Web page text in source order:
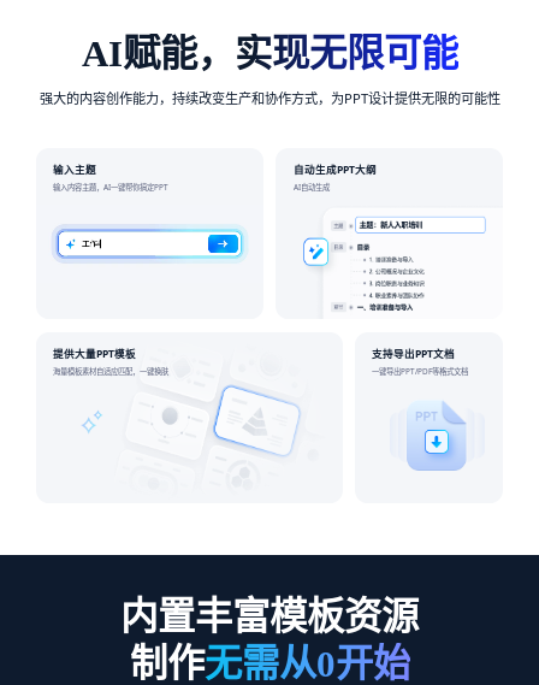
AI赋能，实现无限可能
强大的内容创作能力，持续改变生产和协作方式，为PPT设计提供无限的可能性
输入主题
输入内容主题，AI一键帮你搞定PPT
自动生成PPT大纲
AI自动生成
提供大量PPT模板
海量模板素材自适应匹配，一键换肤
支持导出PPT文档
一键导出PPT/PDF等格式文档
内置丰富模板资源
制作无需从0开始